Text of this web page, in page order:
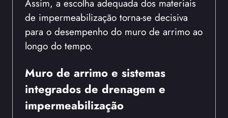
Assim, a escolha adequada dos materiais
de impermeabilização torna-se decisiva
para o desempenho do muro de arrimo ao
longo do tempo.
Muro de arrimo e sistemas
integrados de drenagem e
impermeabilização